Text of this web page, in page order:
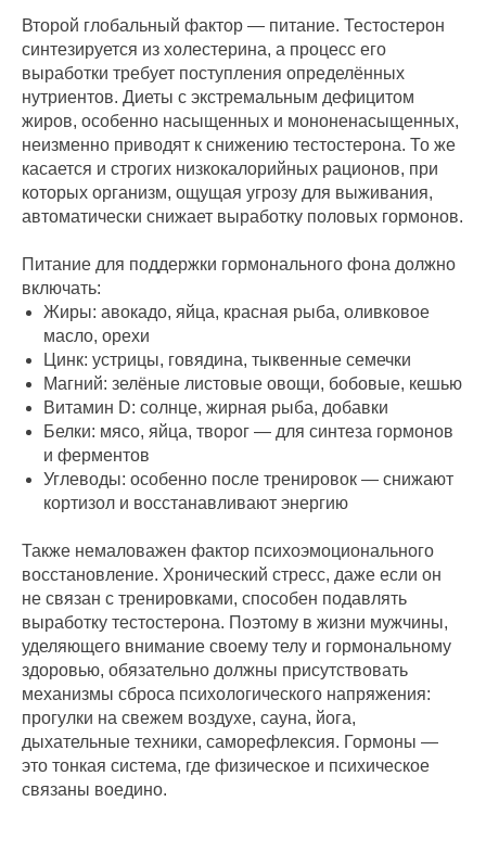
Второй глобальный фактор — питание. Тестостерон
синтезируется из холестерина, а процесс его
выработки требует поступления определённых
нутриентов. Диеты с экстремальным дефицитом
жиров, особенно насыщенных и мононенасыщенных,
неизменно приводят к снижению тестостерона. То же
касается и строгих низкокалорийных рационов, при
которых организм, ощущая угрозу для выживания,
автоматически снижает выработку половых гормонов.
Питание для поддержки гормонального фона должно
включать:
Жиры: авокадо, яйца, красная рыба, оливковое
масло, орехи
Цинк: устрицы, говядина, тыквенные семечки
Магний: зелёные листовые овощи, бобовые, кешью
Витамин D: солнце, жирная рыба, добавки
Белки: мясо, яйца, творог — для синтеза гормонов
и ферментов
Углеводы: особенно после тренировок — снижают
кортизол и восстанавливают энергию
Также немаловажен фактор психоэмоционального
восстановление. Хронический стресс, даже если он
не связан с тренировками, способен подавлять
выработку тестостерона. Поэтому в жизни мужчины,
уделяющего внимание своему телу и гормональному
здоровью, обязательно должны присутствовать
механизмы сброса психологического напряжения:
прогулки на свежем воздухе, сауна, йога,
дыхательные техники, саморефлексия. Гормоны —
это тонкая система, где физическое и психическое
связаны воедино.